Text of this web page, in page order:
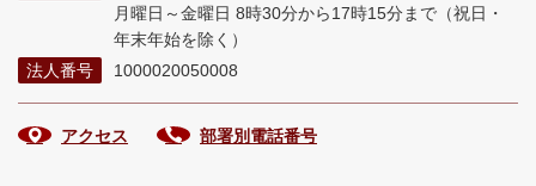
月曜日～金曜日 8時30分から17時15分まで （祝日・
年末年始を除く）
法人番号
1000020050008
アクセス 部署別電話番号